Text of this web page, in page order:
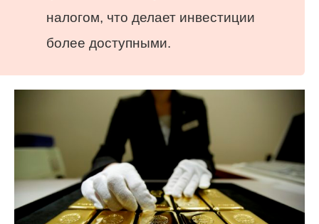
налогом, что делает инвестиции
более доступными.